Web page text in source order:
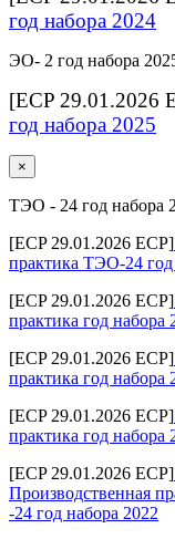
год набора 2024
ЭО- 2 год набора
[ECP 29.01.2026
год набора 2025
×
ТЭО - 24 год набора
[ECP 29.01.2026 ECP]
практика ТЭО-24 год
[ECP 29.01.2026 ECP]
практика год набора
[ECP 29.01.2026 ECP]
практика год набора
[ECP 29.01.2026 ECP]
практика год набора
[ECP 29.01.2026 ECP]
Производственная
-24 год набора 2022